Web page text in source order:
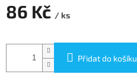
86 Kč / ks
cena:
Přidat do košíku